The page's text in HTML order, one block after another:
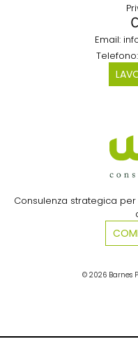
Consulenza strategica
© 2026 Barnes
Email: